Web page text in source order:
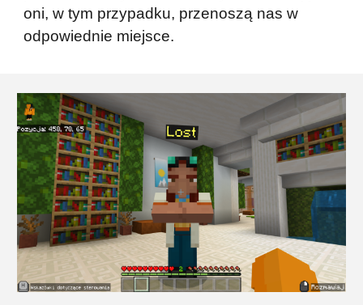
oni, w tym przypadku, przenoszą nas w
odpowiednie miejsce.